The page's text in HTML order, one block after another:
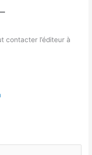
contacter l’éditeur à